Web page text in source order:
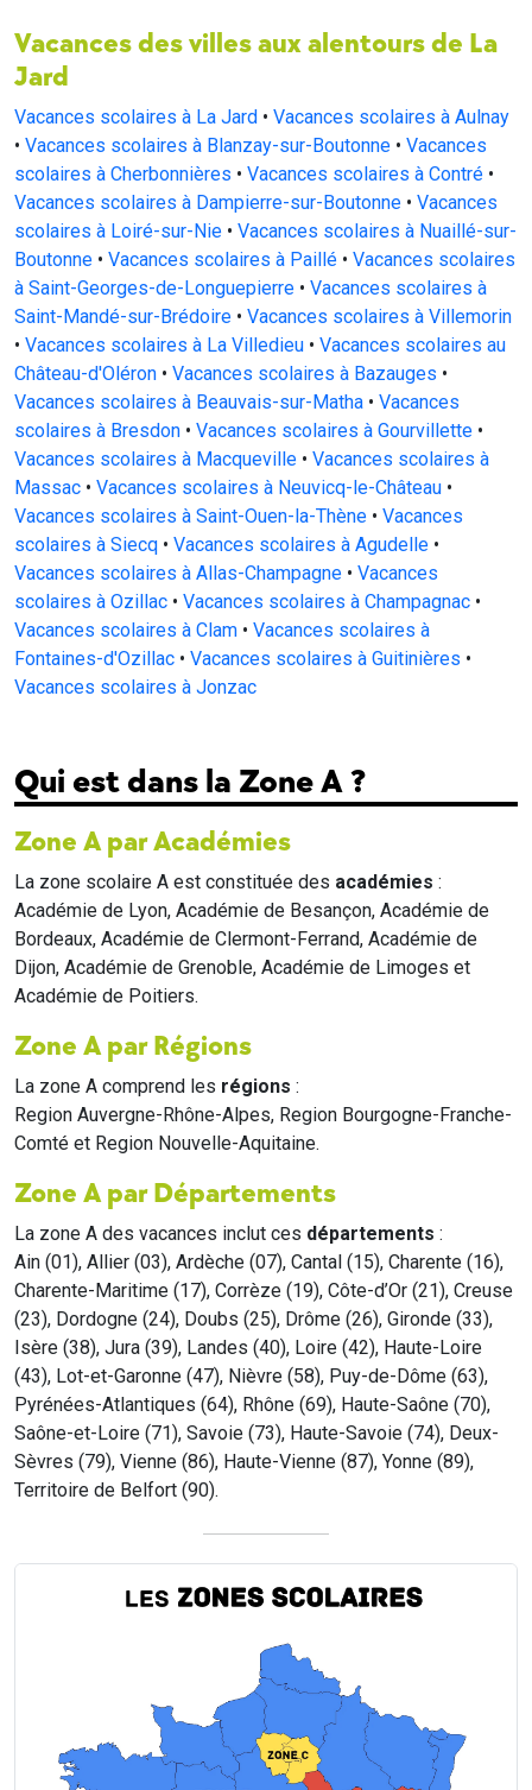
Vacances des villes aux alentours de La
Jard
Vacances scolaires à La Jard • Vacances scolaires à Aulnay
• Vacances scolaires à Blanzay-sur-Boutonne • Vacances
scolaires à Cherbonnières • Vacances scolaires à Contré •
Vacances scolaires à Dampierre-sur-Boutonne • Vacances
scolaires à Loiré-sur-Nie • Vacances scolaires à Nuaillé-sur-
Boutonne • Vacances scolaires à Paillé • Vacances scolaires
à Saint-Georges-de-Longuepierre • Vacances scolaires à
Saint-Mandé-sur-Brédoire • Vacances scolaires à Villemorin
• Vacances scolaires à La Villedieu • Vacances scolaires au
Château-d'Oléron • Vacances scolaires à Bazauges •
Vacances scolaires à Beauvais-sur-Matha • Vacances
scolaires à Bresdon • Vacances scolaires à Gourvillette •
Vacances scolaires à Macqueville • Vacances scolaires à
Massac • Vacances scolaires à Neuvicq-le-Château •
Vacances scolaires à Saint-Ouen-la-Thène • Vacances
scolaires à Siecq • Vacances scolaires à Agudelle •
Vacances scolaires à Allas-Champagne • Vacances
scolaires à Ozillac • Vacances scolaires à Champagnac •
Vacances scolaires à Clam • Vacances scolaires à
Fontaines-d'Ozillac • Vacances scolaires à Guitinières •
Vacances scolaires à Jonzac
Qui est dans la Zone A ?
Zone A par Académies
La zone scolaire A est constituée des académies :
Académie de Lyon, Académie de Besançon, Académie de
Bordeaux, Académie de Clermont-Ferrand, Académie de
Dijon, Académie de Grenoble, Académie de Limoges et
Académie de Poitiers.
Zone A par Régions
La zone A comprend les régions :
Region Auvergne-Rhône-Alpes, Region Bourgogne-Franche-
Comté et Region Nouvelle-Aquitaine.
Zone A par Départements
La zone A des vacances inclut ces départements :
Ain (01), Allier (03), Ardèche (07), Cantal (15), Charente (16),
Charente-Maritime (17), Corrèze (19), Côte-d’Or (21), Creuse
(23), Dordogne (24), Doubs (25), Drôme (26), Gironde (33),
Isère (38), Jura (39), Landes (40), Loire (42), Haute-Loire
(43), Lot-et-Garonne (47), Nièvre (58), Puy-de-Dôme (63),
Pyrénées-Atlantiques (64), Rhône (69), Haute-Saône (70),
Saône-et-Loire (71), Savoie (73), Haute-Savoie (74), Deux-
Sèvres (79), Vienne (86), Haute-Vienne (87), Yonne (89),
Territoire de Belfort (90).